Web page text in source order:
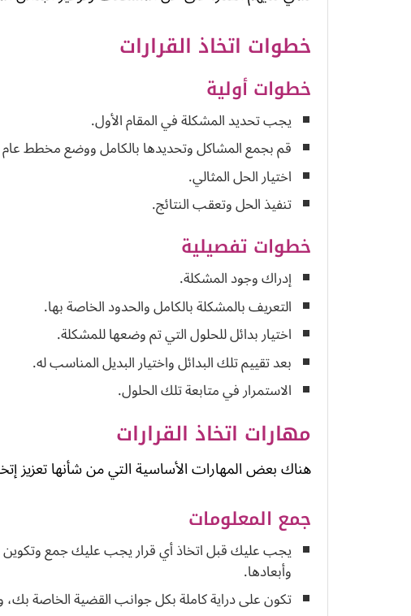
خطوات اتخاذ القرارات
خطوات أولية
يجب تحديد المشكلة في المقام الأول.
قم بجمع المشاكل وتحديدها بالكامل ووضع مخطط عام
اختيار الحل المثالي.
تنفيذ الحل وتعقب النتائج.
خطوات تفصيلية
إدراك وجود المشكلة.
التعريف بالمشكلة بالكامل والحدود الخاصة بها.
اختيار بدائل للحلول التي تم وضعها للمشكلة.
بعد تقييم تلك البدائل واختيار البديل المناسب له.
الاستمرار في متابعة تلك الحلول.
مهارات اتخاذ القرارات
هناك بعض المهارات الأساسية التي من شأنها تعزيز
جمع المعلومات
يجب عليك قبل اتخاذ أي قرار يجب عليك جمع
وأبعادها.
تكون على دراية كاملة بكل جوانب القضية الخاصة بك،